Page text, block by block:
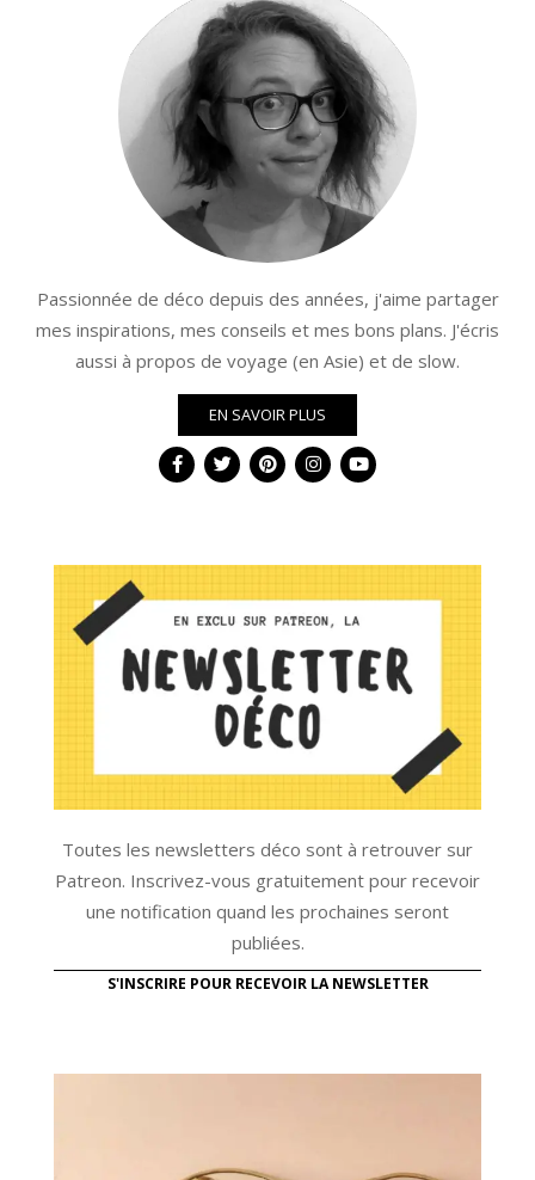
Passionnée de déco depuis des années, j'aime partager
mes inspirations, mes conseils et mes bons plans. J'écris
aussi à propos de voyage (en Asie) et de slow.
EN SAVOIR PLUS
Toutes les newsletters déco sont à retrouver sur
Patreon. Inscrivez-vous gratuitement pour recevoir
une notification quand les prochaines seront
publiées.
S'INSCRIRE POUR RECEVOIR LA NEWSLETTER